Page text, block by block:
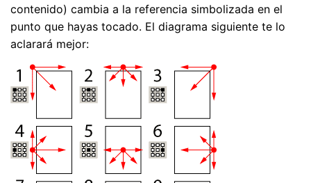
contenido) cambia a la referencia simbolizada en el
punto que hayas tocado. El diagrama siguiente te lo
aclarará mejor: